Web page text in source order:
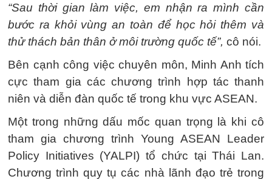
“Sau thời gian làm việc, em nhận ra mình cần
bước ra khỏi vùng an toàn để học hỏi thêm và
thử thách bản thân ở môi trường quốc tế”, cô nói.
Bên cạnh công việc chuyên môn, Minh Anh tích
cực tham gia các chương trình hợp tác thanh
niên và diễn đàn quốc tế trong khu vực ASEAN.
Một trong những dấu mốc quan trọng là khi cô
tham gia chương trình Young ASEAN Leader
Policy Initiatives (YALPI) tổ chức tại Thái Lan.
Chương trình quy tụ các nhà lãnh đạo trẻ trong